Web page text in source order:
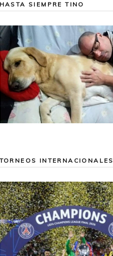
HASTA SIEMPRE TINO
TORNEOS INTERNACIONALES